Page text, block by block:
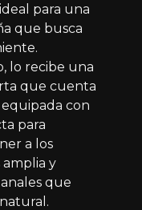
para una
que busca
lo recibe una
que cuenta
con
para
a los
amplia y
que